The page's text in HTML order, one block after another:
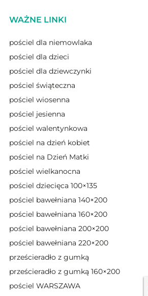
WAŻNE LINKI
pościel dla niemowlaka
pościel dla dzieci
pościel dla dziewczynki
pościel świąteczna
pościel wiosenna
pościel jesienna
pościel walentynkowa
pościel na dzień kobiet
pościel na Dzień Matki
pościel wielkanocna
pościel dziecięca 100×135
pościel bawełniana 140×200
pościel bawełniana 160×200
pościel bawełniana 200×200
pościel bawełniana 220×200
prześcieradło z gumką
prześcieradło z gumką 160×200
pościel WARSZAWA